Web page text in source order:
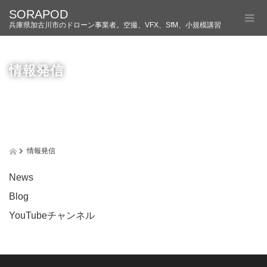
SORAPOD
兵庫県加古川市のドローン事業者。空撮、VFX、SfM、小規模講習
情報発信
情報発信
News
Blog
YouTubeチャンネル